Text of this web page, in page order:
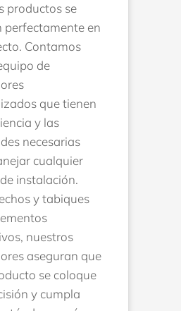
productos se
perfectamente en
Contamos
de
que tienen
y las
necesarias
cualquier
instalación.
y tabiques
nuestros
aseguran que
se coloque
y cumpla